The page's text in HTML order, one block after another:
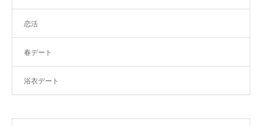
恋活
春デート
浴衣デート